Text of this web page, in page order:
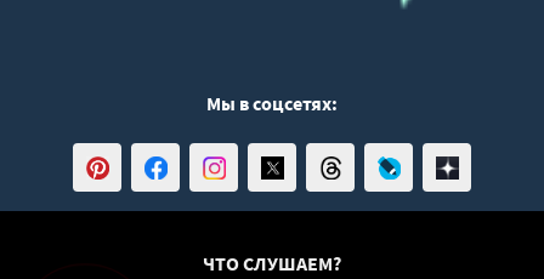
Мы в соцсетях:
ЧТО СЛУШАЕМ?